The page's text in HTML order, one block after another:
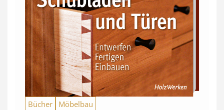
Bücher Möbelbau